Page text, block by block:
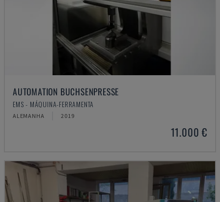
AUTOMATION BUCHSENPRESSE
EMS - MÁQUINA-FERRAMENTA
ALEMANHA 2019
11.000 €